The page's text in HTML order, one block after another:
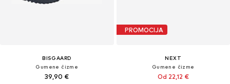
BISGAARD
Gumene čizme
39,90 €
PROMOCIJA
NEXT
Gumene čizme
Od 22,12 €